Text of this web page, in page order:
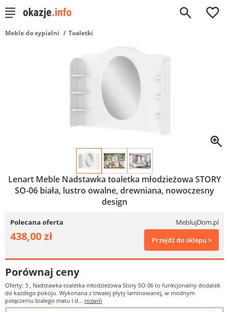
0
Meble do sypialni Toaletki
Lenart Meble Nadstawka toaletka młodzieżowa STORY
SO-06 biała, lustro owalne, drewniana, nowoczesny
design
Polecana oferta MeblujDom.pl
438,00 zł Przejdź do sklepu >
Porównaj ceny
Oferty: 3 , Nadstawka toaletka młodzieżowa Story SO 06 to funkcjonalny dodatek
do każdego pokoju. Wykonana z trwałej płyty laminowanej, w modnym
połączeniu białego matu i d... rozwiń